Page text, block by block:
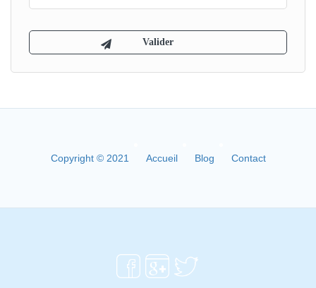
Copyright © 2021 Accueil Blog Contact